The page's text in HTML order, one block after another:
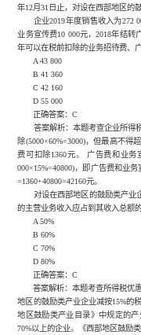
年12月31日止，对设在西部地区的
企业2019年度销售收入为272
业务宣传费10 000元，2018年结
年可以在税前扣除的业务招待费、
A 43 800
B 41 360
C 42 160
D 55 000
正确答案：C
答案解析：本题考查企业所得税
除(5000×60%=3000)，但最高不
费可扣除1360元。 广告费和业务
000×15%=40800)，即广告费和业
=1360+40800=42160元。
对设在西部地区的鼓励类产业企
的主营业务收入应占到其收入总额的
A 50%
B 60%
C 70%
D 80%
正确答案：C
答案解析：本题考查所得税优惠
地区的鼓励类产业企业减按15%的
地区鼓励类产业目录》中规定的
70%以上的企业。《西部地区鼓励